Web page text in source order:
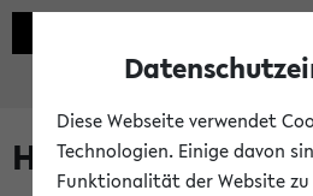
Hilfe & Kontakt
Diese Webseite verwendet
Technologien. Einige davon
Funktionalität der Website